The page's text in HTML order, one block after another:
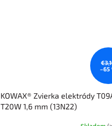
–65
KOWAX® Zvierka elektródy
T20W 1,6 mm (13N22)